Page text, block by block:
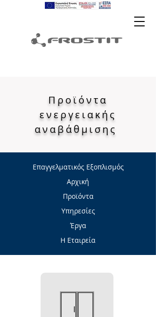
Προϊόντα
ενεργειακής
αναβάθμισης
Επαγγελματικός Εξοπλισμός
Αρχική
Προϊόντα
Υπηρεσίες
Έργα
Η Εταιρεία